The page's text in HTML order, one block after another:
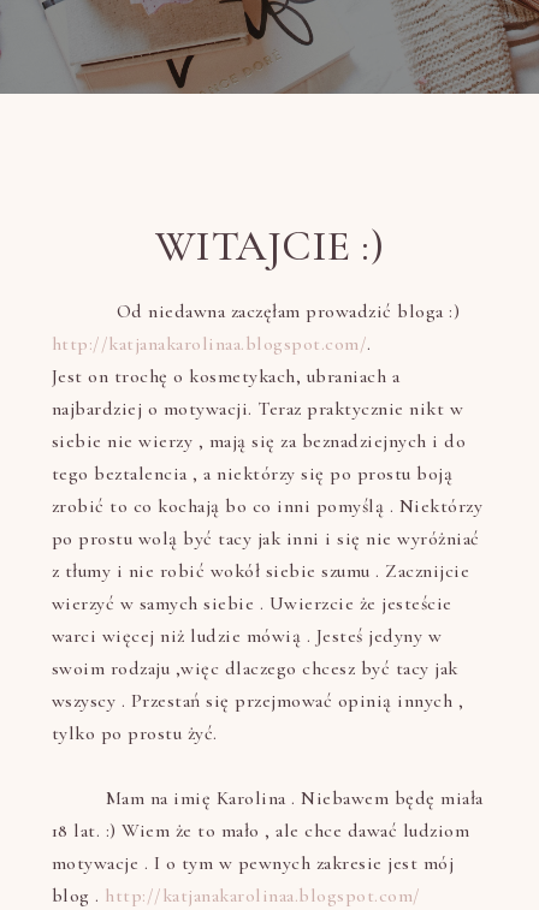
WITAJCIE :)
Od niedawna zaczęłam prowadzić bloga :)
http://katjanakarolinaa.blogspot.com/.
Jest on trochę o kosmetykach, ubraniach a
najbardziej o motywacji. Teraz praktycznie nikt w
siebie nie wierzy , mają się za beznadziejnych i do
tego beztalencia , a niektórzy się po prostu boją
zrobić to co kochają bo co inni pomyślą . Niektórzy
po prostu wolą być tacy jak inni i się nie wyróżniać
z tłumy i nie robić wokół siebie szumu . Zacznijcie
wierzyć w samych siebie . Uwierzcie że jesteście
warci więcej niż ludzie mówią . Jesteś jedyny w
swoim rodzaju ,więc dlaczego chcesz być tacy jak
wszyscy . Przestań się przejmować opinią innych ,
tylko po prostu żyć.
Mam na imię Karolina . Niebawem będę miała
18 lat. :) Wiem że to mało , ale chce dawać ludziom
motywacje . I o tym w pewnych zakresie jest mój
blog . http://katjanakarolinaa.blogspot.com/